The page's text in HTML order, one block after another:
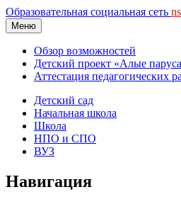
Образовательная социальная сеть ns
Меню
Обзор возможностей
Детский проект «Алые
Аттестация педагогических
Детский сад
Начальная школа
Школа
НПО и СПО
ВУЗ
Навигация